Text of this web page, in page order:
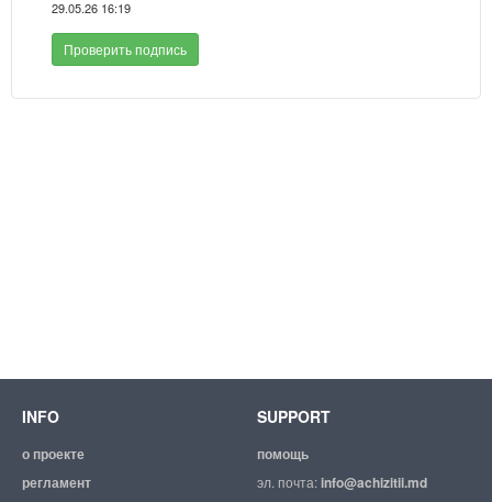
29.05.26 16:19
Проверить подпись
INFO
о проекте
регламент
SUPPORT
помощь
эл. почта:info@achizitii.md